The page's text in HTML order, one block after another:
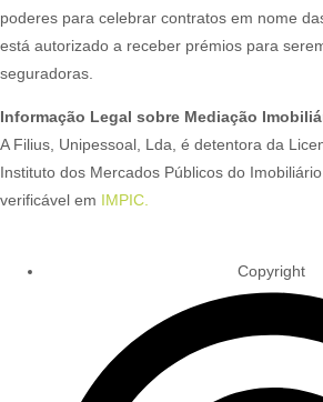
poderes para celebrar contratos em nome
está autorizado a receber prémios para
seguradoras.
Informação Legal sobre Mediação
A Filius, Unipessoal, Lda, é detentora da
Instituto dos Mercados Públicos do
verificável em IMPIC.
Copyright